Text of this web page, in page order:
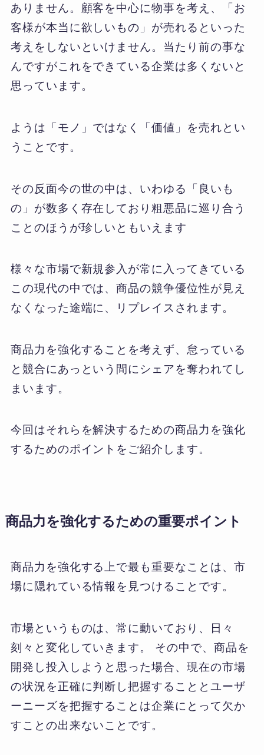
ありません。顧客を中心に物事を考え、「お
客様が本当に欲しいもの」が売れるといった
考えをしないといけません。当たり前の事な
んですがこれをできている企業は多くないと
思っています。
ようは「モノ」ではなく「価値」を売れとい
うことです。
その反面今の世の中は、いわゆる「良いも
の」が数多く存在しており粗悪品に巡り合う
ことのほうが珍しいともいえます
様々な市場で新規参入が常に入ってきている
この現代の中では、商品の競争優位性が見え
なくなった途端に、リプレイスされます。
商品力を強化することを考えず、怠っている
と競合にあっという間にシェアを奪われてし
まいます。
今回はそれらを解決するための商品力を強化
するためのポイントをご紹介します。
商品力を強化するための重要ポイント
商品力を強化する上で最も重要なことは、市
場に隠れている情報を見つけることです。
市場というものは、常に動いており、日々
刻々と変化していきます。 その中で、商品を
開発し投入しようと思った場合、現在の市場
の状況を正確に判断し把握することとユーザ
ーニーズを把握することは企業にとって欠か
すことの出来ないことです。